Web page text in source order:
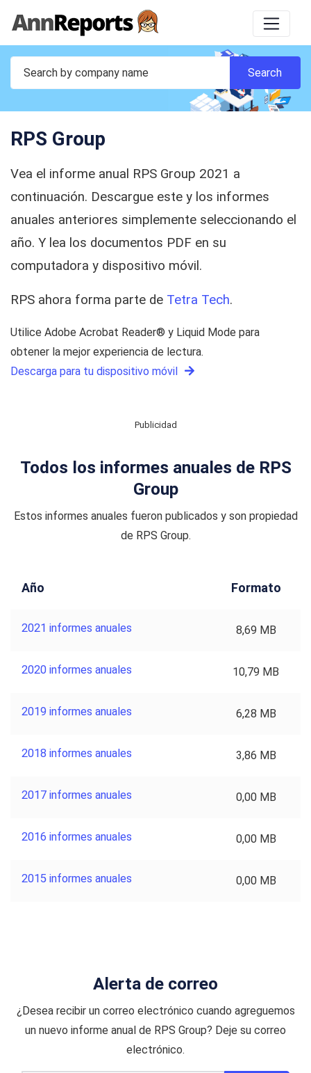
RPS Group
Vea el informe anual RPS Group 2021 a
continuación. Descargue este y los informes
anuales anteriores simplemente seleccionando el
año. Y lea los documentos PDF en su
computadora y dispositivo móvil.
RPS ahora forma parte de Tetra Tech.
Utilice Adobe Acrobat Reader® y Liquid Mode para
obtener la mejor experiencia de lectura.
Descarga para tu dispositivo móvil
Publicidad
Todos los informes anuales de RPS
Group
Estos informes anuales fueron publicados y son propiedad
de RPS Group.
Año Formato
2021 informes anuales 8,69 MB
2020 informes anuales 10,79 MB
2019 informes anuales 6,28 MB
2018 informes anuales 3,86 MB
2017 informes anuales 0,00 MB
2016 informes anuales 0,00 MB
2015 informes anuales 0,00 MB
Alerta de correo
¿Desea recibir un correo electrónico cuando agreguemos
un nuevo informe anual de RPS Group? Deje su correo
electrónico.